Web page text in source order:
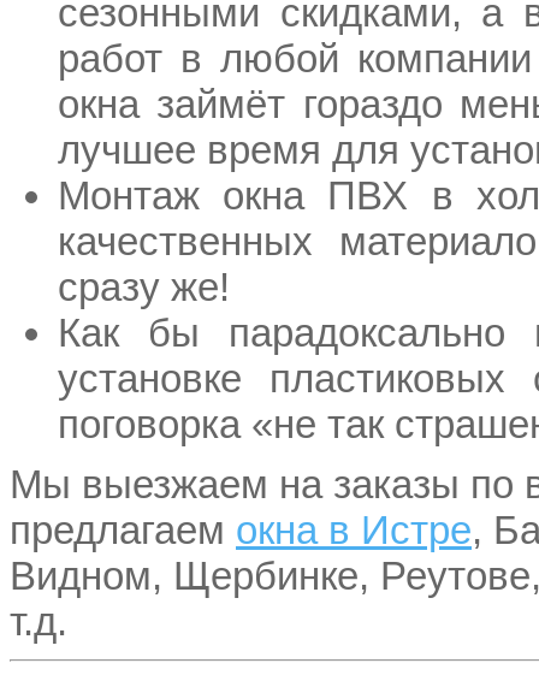
сезонными скидками, а
работ в любой
окна займёт гораздо
лучшее время для
Монтаж окна ПВХ в
качественных
сразу же!
Как бы парадоксально
установке
поговорка «не так
Мы выезжаем на заказы по
предлагаем окна в Истре,
Видном, Щербинке,
т.д.